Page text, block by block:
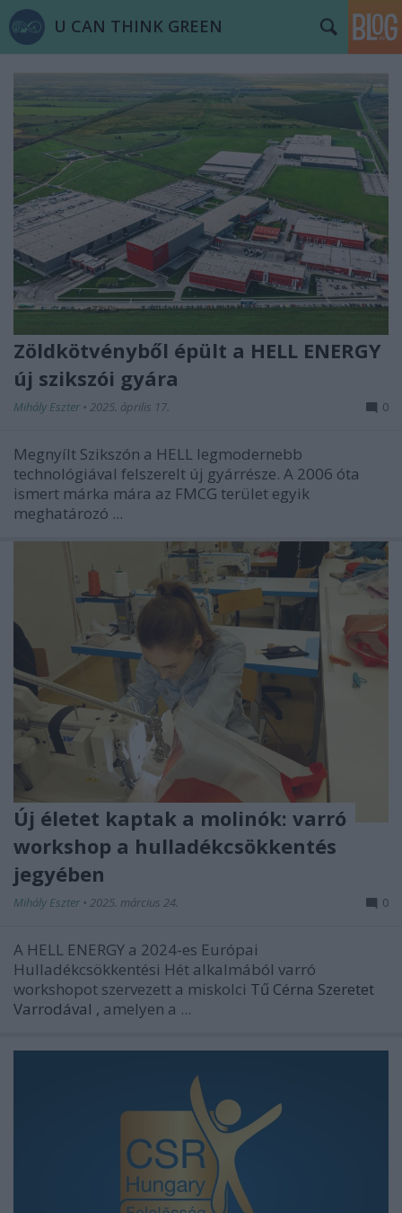
U CAN THINK GREEN
Zöldkötvényből épült a HELL ENERGY
új szikszói gyára
Mihály Eszter • 2025. április 17. 0
Megnyílt Szikszón a HELL legmodernebb
technológiával felszerelt új gyárrésze. A 2006 óta
ismert márka mára az FMCG terület egyik
meghatározó ...
Új életet kaptak a molinók: varró
workshop a hulladékcsökkentés
jegyében
Mihály Eszter • 2025. március 24. 0
A HELL ENERGY a 2024-es Európai
Hulladékcsökkentési Hét alkalmából varró
workshopot szervezett a miskolci Tű Cérna Szeretet
Varrodával , amelyen a ...